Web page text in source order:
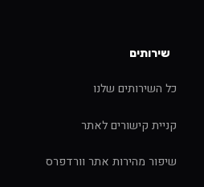
שירותים
כל השירותים שלנו
קניית קישורים לאתר
שיפור מהירות אתר וורדפרס